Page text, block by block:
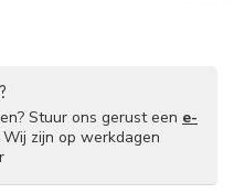
Stuur ons gerust een e-
zijn op werkdagen